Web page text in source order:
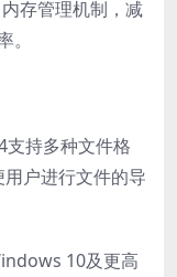
存管理机制，减
持多种文件格
用户进行文件的导
10及更高